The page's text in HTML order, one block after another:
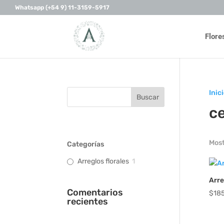
Whatsapp (+54 9) 11-3159-5917
$
Categorías
Arreglos florales 1
Comentarios
recientes